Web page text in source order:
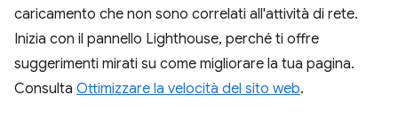
caricamento che non sono correlati all'attività di rete.
Inizia con il pannello Lighthouse, perché ti offre
suggerimenti mirati su come migliorare la tua pagina.
Consulta Ottimizzare la velocità del sito web.